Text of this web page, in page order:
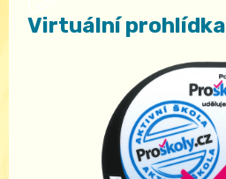
Virtuální prohlídka